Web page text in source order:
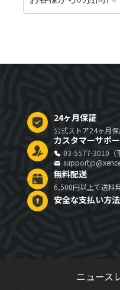
24ヶ月保証
公式ストア24ヶ月
カスタマーサポ
03-5577-3010（
無料配送
6,500円以上で送料
安全な支払い方法
ニュース